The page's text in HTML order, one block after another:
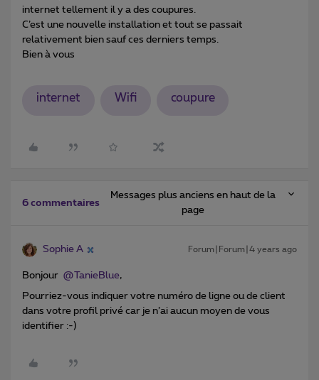
internet tellement il y a des coupures.
C’est une nouvelle installation et tout se passait
relativement bien sauf ces derniers temps.
Bien à vous
internet Wifi coupure
6 commentaires
Messages plus anciens en haut de la
page
Sophie A Forum|Forum|4 years ago
Bonjour @TanieBlue,
Pourriez-vous indiquer votre numéro de ligne ou de client
dans votre profil privé car je n’ai aucun moyen de vous
identifier :-)